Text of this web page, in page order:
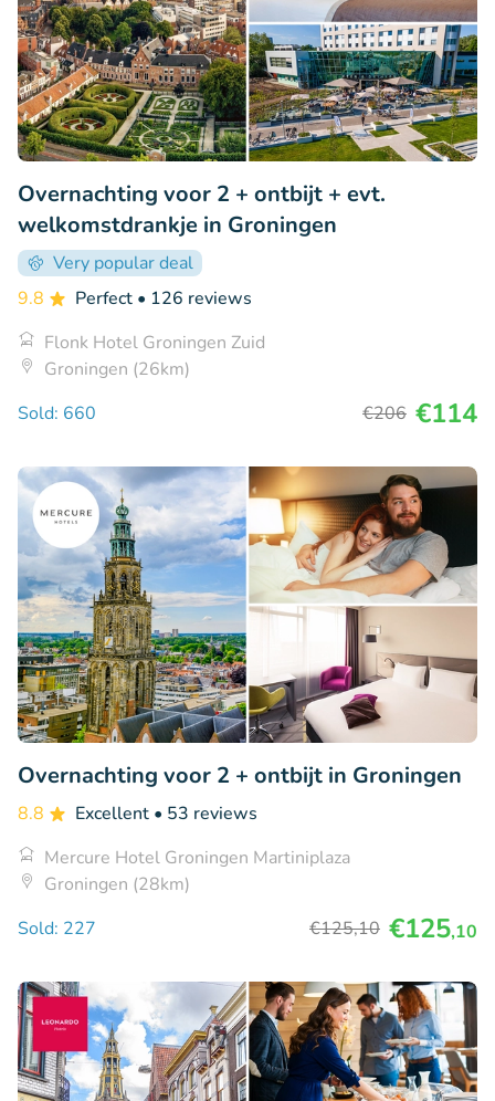
Overnachting voor 2 + ontbijt + evt.
welkomstdrankje in Groningen
Very popular deal
9.8
Perfect • 126 reviews
Flonk Hotel Groningen Zuid
Groningen (26km)
Sold: 660
€206 €114
Overnachting voor 2 + ontbijt in Groningen
8.8 Excellent • 53 reviews
Mercure Hotel Groningen Martiniplaza
Groningen (28km)
Sold: 227
€125,10 €125,10